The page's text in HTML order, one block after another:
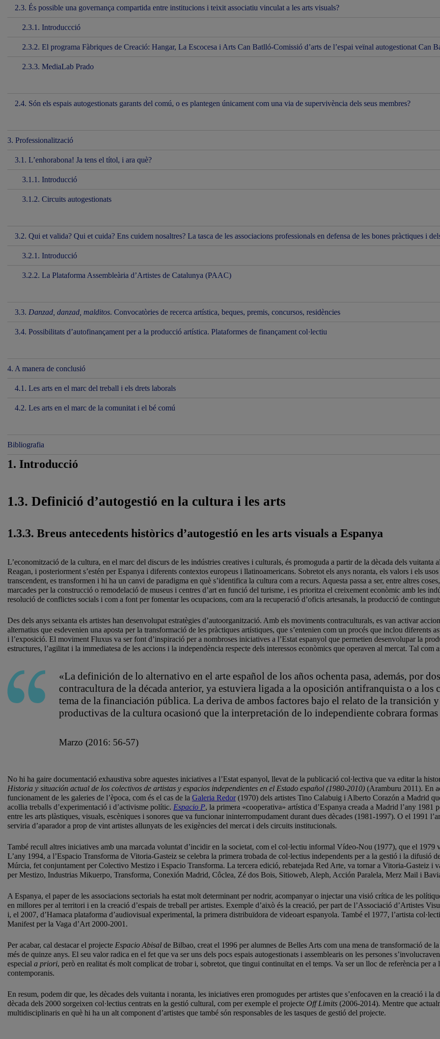
2.3. És possible una governança compartida entre institucions i teixit associatiu vinculat a les arts visuals?
2.3.1. Introduccció
2.3.2. El programa Fàbriques de Creació: Hangar, La Escocesa i Arts Can Batlló-Comissió d’arts de l’espai veïnal autogestionat Can
2.3.3. MediaLab Prado
2.4. Són els espais autogestionats garants del comú, o es plantegen únicament com una via de supervivència dels seus membres?
3. Professionalització
3.1. L’enhorabona! Ja tens el títol, i ara què?
3.1.1. Introducció
3.1.2. Circuits autogestionats
3.2. Qui et valida? Qui et cuida? Ens cuidem nosaltres? La tasca de les associacions professionals en defensa de les bones pràctiques i
3.2.1. Introducció
3.2.2. La Plataforma Assembleària d’Artistes de Catalunya (PAAC)
3.3. Danzad, danzad, malditos. Convocatòries de recerca artística, beques, premis, concursos, residències
3.4. Possibilitats d’autofinançament per a la producció artística. Plataformes de finançament col·lectiu
4. A manera de conclusió
4.1. Les arts en el marc del treball i els drets laborals
4.2. Les arts en el marc de la comunitat i el bé comú
Bibliografia
1. Introducció
1.3. Definició d’autogestió en la cultura i les arts
1.3.3. Breus antecedents històrics d’autogestió en les arts visuals a Espanya
L’economització de la cultura, en el marc del discurs de les indústries creatives i culturals, és promoguda a partir de la dècada dels
Reagan, i posteriorment s’estén per Espanya i diferents contextos europeus i llatinoamericans. Sobretot els anys noranta, els valors i els
transcendent, es transformen i hi ha un canvi de paradigma en què s’identifica la cultura com a recurs. Aquesta passa a ser, entre altres
marcades per la construcció o remodelació de museus i centres d’art en funció del turisme, i es prioritza el creixement econòmic amb les
resolució de conflictes socials i com a font per fomentar les ocupacions, com ara la recuperació d’oficis artesanals, la producció de
Des dels anys seixanta els artistes han desenvolupat estratègies d’autoorganització. Amb els moviments contraculturals, es van activar
alternatius que esdevenien una aposta per la transformació de les pràctiques artístiques, que s’entenien com un procés que inclou diferents
i l’exposició. El moviment Fluxus va ser font d’inspiració per a nombroses iniciatives a l’Estat espanyol que permetien desenvolupar la
estructures, l’agilitat i la immediatesa de les accions i la independència respecte dels interessos econòmics que operaven al mercat. Tal com
«La definición de lo alternativo en el arte español de los años ochenta pasa, además, por
contracultura de la década anterior, ya estuviera ligada a la oposición antifranquista o a
tema de la financiación pública. La deriva de ambos factores bajo el relato de la transición
productivas de la cultura ocasionó que la interpretación de lo independiente cobrara
Marzo (2016: 56-57)
No hi ha gaire documentació exhaustiva sobre aquestes iniciatives a l’Estat espanyol, llevat de la publicació col·lectiva que va editar la
Historia y situación actual de los colectivos de artistas y espacios independientes en el Estado español (1980-2010) (Aramburu 2011). En
funcionament de les galeries de l’època, com és el cas de la Galeria Redor (1970) dels artistes Tino Calabuig i Alberto Corazón a Madrid
acollia treballs d’experimentació i d’activisme polític. Espacio P, la primera «cooperativa» artística d’Espanya creada a Madrid l’any 1981
entre les arts plàstiques, visuals, escèniques i sonores que va funcionar ininterrompudament durant dues dècades (1981-1997). O el 1991
serviria d’aparador a prop de vint artistes allunyats de les exigències del mercat i dels circuits institucionals.
També recull altres iniciatives amb una marcada voluntat d’incidir en la societat, com el col·lectiu informal Vídeo-Nou (1977), que el
L’any 1994, a l’Espacio Transforma de Vitoria-Gasteiz se celebra la primera trobada de col·lectius independents per a la gestió i la difusió
Múrcia, fet conjuntament per Colectivo Mestizo i Espacio Transforma. La tercera edició, rebatejada Red Arte, va tornar a Vitoria-Gasteiz i
per Mestizo, Industrias Mikuerpo, Transforma, Conexión Madrid, Côclea, Zé dos Bois, Sitioweb, Aleph, Acción Paralela, Merz Mail i
A Espanya, el paper de les associacions sectorials ha estat molt determinant per nodrir, acompanyar o injectar una visió crítica de les
en millores per al territori i en la creació d’espais de treball per artistes. Exemple d’això és la creació, per part de l’Associació d’Artistes
i, el 2007, d’Hamaca plataforma d’audiovisual experimental, la primera distribuïdora de videoart espanyola. També el 1977, l’artista
Manifest per la Vaga d’Art 2000-2001.
Per acabar, cal destacar el projecte Espacio Abisal de Bilbao, creat el 1996 per alumnes de Belles Arts com una mena de transformació de
més de quinze anys. El seu valor radica en el fet que va ser uns dels pocs espais autogestionats i assemblearis on les persones
especial a priori, però en realitat és molt complicat de trobar i, sobretot, que tingui continuïtat en el temps. Va ser un lloc de referència per
contemporanis.
En resum, podem dir que, les dècades dels vuitanta i noranta, les iniciatives eren promogudes per artistes que s’enfocaven en la creació i
dècada dels 2000 sorgeixen col·lectius centrats en la gestió cultural, com per exemple el projecte Off Limits (2006-2014). Mentre que
multidisciplinaris en què hi ha un alt component d’artistes que també són responsables de les tasques de gestió del projecte.